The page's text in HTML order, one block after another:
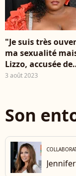
"Je suis très
ma sexualité
Lizzo, accusée de
harcèlement
3 août 2023
Son